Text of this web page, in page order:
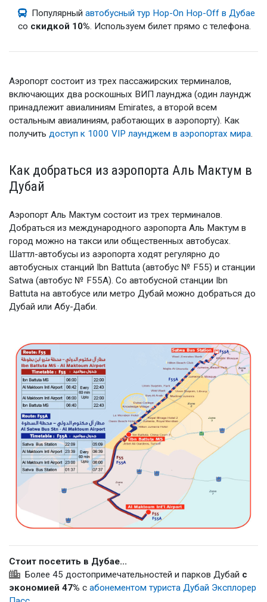
Популярныйавтобусный тур Hop-On Hop-Off в Дубае
со скидкой 10%. Используем билет прямо с телефона.
Аэропорт состоит из трех пассажирских терминалов,
включающих два роскошных ВИП лаунджа (один лаундж
принадлежит авиалиниям Emirates, а второй всем
остальным авиалиниям, работающих в аэропорту). Как
получить доступ к 1000 VIP лаунджем в аэропортах мира
Как добраться из аэропорта Аль Мактум в
Дубай
Аэропорт Аль Мактум состоит из трех терминалов.
Добраться из международного аэропорта Аль Мактум в
город можно на такси или общественных автобусах.
Шаттл-автобусы из аэропорта ходят регулярно до
автобусных станций Ibn Battuta (автобус № F55) и станции
Satwa (автобус № F55A). Со автобусной станции Ibn
Battuta на автобусе или метро Дубай можно добраться до
Дубай или Абу-Даби.
Стоит посетить в Дубае...
Более 45 достопримечательностей и парков Дубай с
экономией 47% с абонементом туриста Дубай Эксплорер